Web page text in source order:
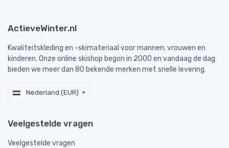
ActieveWinter.nl
Kwaliteitskleding en -skimateriaal voor mannen, vrouwen en
kinderen. Onze online skishop begon in 2000 en vandaag de dag
bieden we meer dan 80 bekende merken met snelle levering.
Nederland (EUR)
Veelgestelde vragen
Veelgestelde vragen